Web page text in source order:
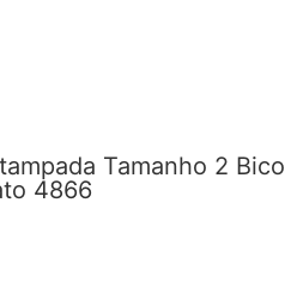
Tamanho 2 Bico
4866